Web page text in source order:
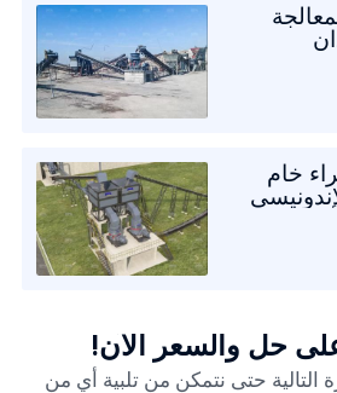
خام
حل والسعر الآن!
التالية حتى نتمكن من تلبية أي من